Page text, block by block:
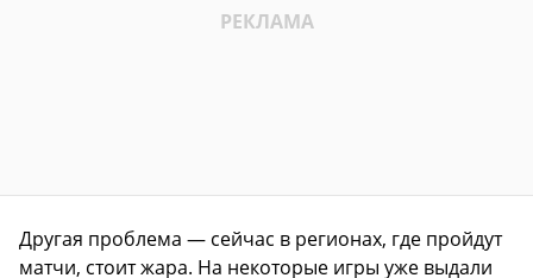
Другая проблема — сейчас в регионах, где пройдут
матчи, стоит жара. На некоторые игры уже выдали